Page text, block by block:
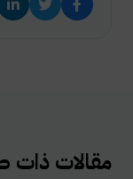
مقالات ذات